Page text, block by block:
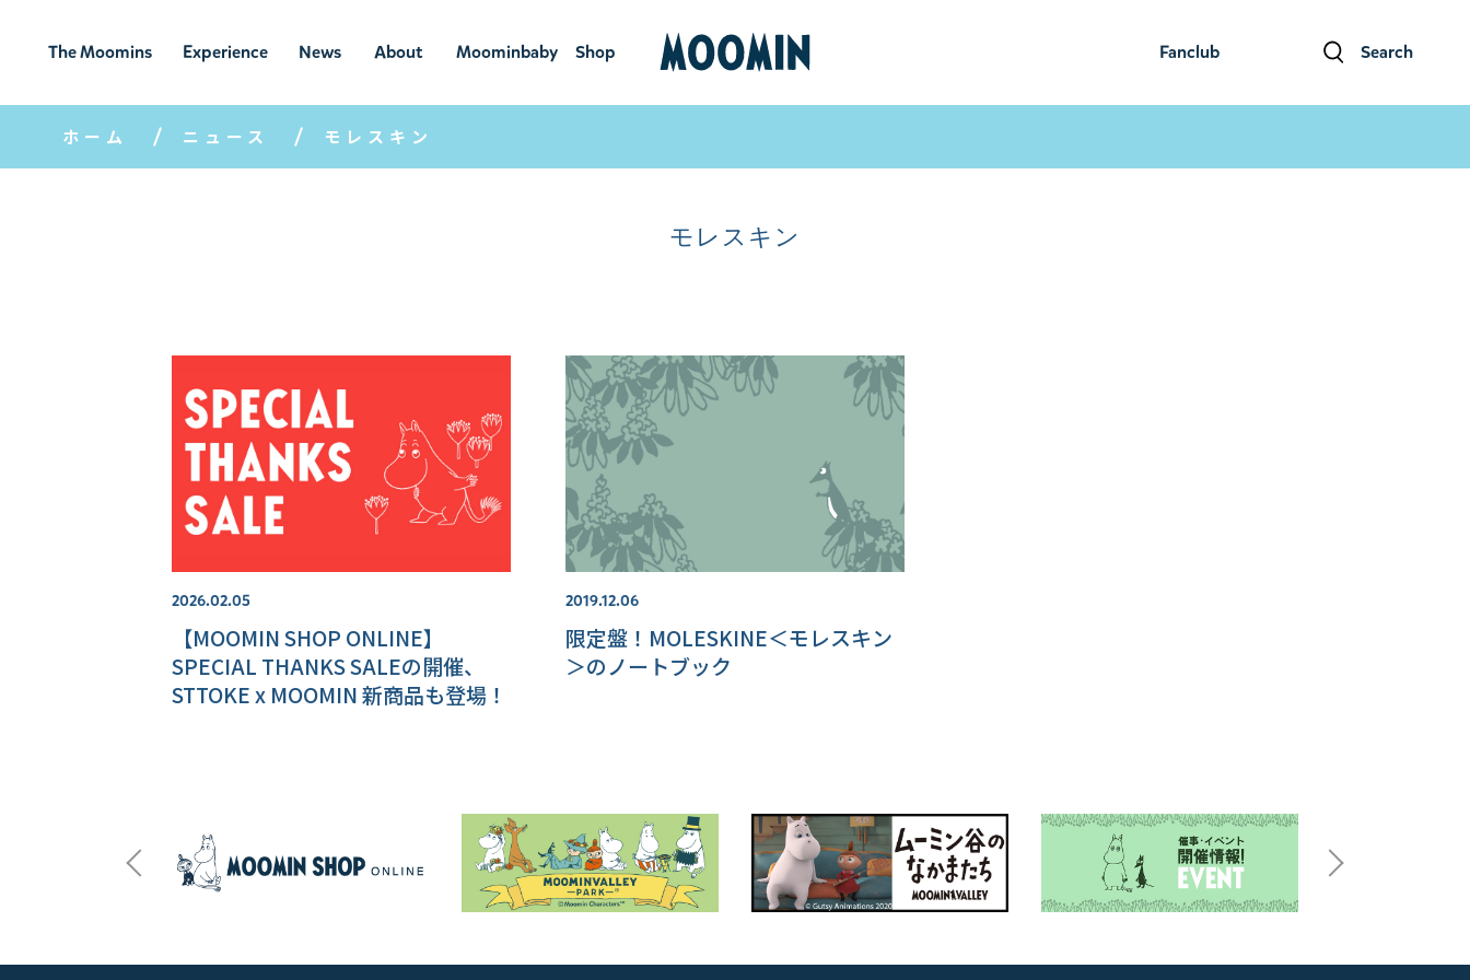
Fanclub Search
The Moomins
ムーミンの
世界
Experience
ムーミンの世
界を楽しむ
News
ニュ
ース
About
ムーミン
について
Moominbaby
ムーミンベ
Shop
ショ
ホーム ニュース モレスキン
モレスキン
2026.02.05
【MOOMIN SHOP ONLINE】
SPECIAL THANKS SALEの開催、
STTOKE x MOOMIN 新商品も登場！
2019.12.06
限定盤！MOLESKINE＜モレスキン
＞のノートブック